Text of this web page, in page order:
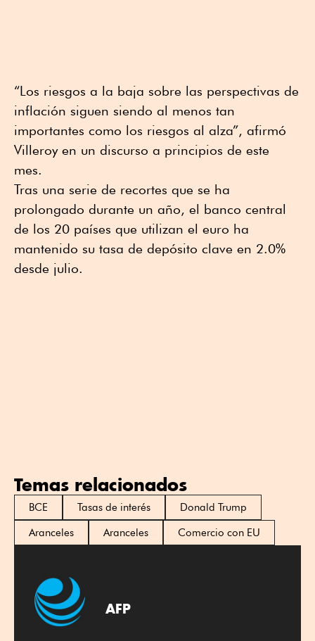
“Los riesgos a la baja sobre las perspectivas de
inflación siguen siendo al menos tan
importantes como los riesgos al alza”, afirmó
Villeroy en un discurso a principios de este
mes.
Tras una serie de recortes que se ha
prolongado durante un año, el banco central
de los 20 países que utilizan el euro ha
mantenido su tasa de depósito clave en 2.0%
desde julio.
Temas relacionados
BCE Tasas de interés
Donald Trump
Aranceles
Aranceles Comercio con EU
AFP